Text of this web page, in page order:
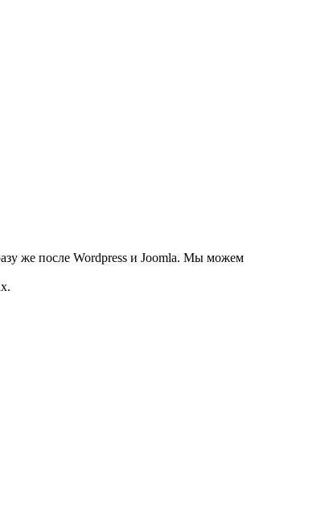
же после Wordpress и Joomla. Мы можем